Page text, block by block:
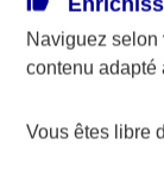
Naviguez selon
contenu adapté
Vous êtes libre